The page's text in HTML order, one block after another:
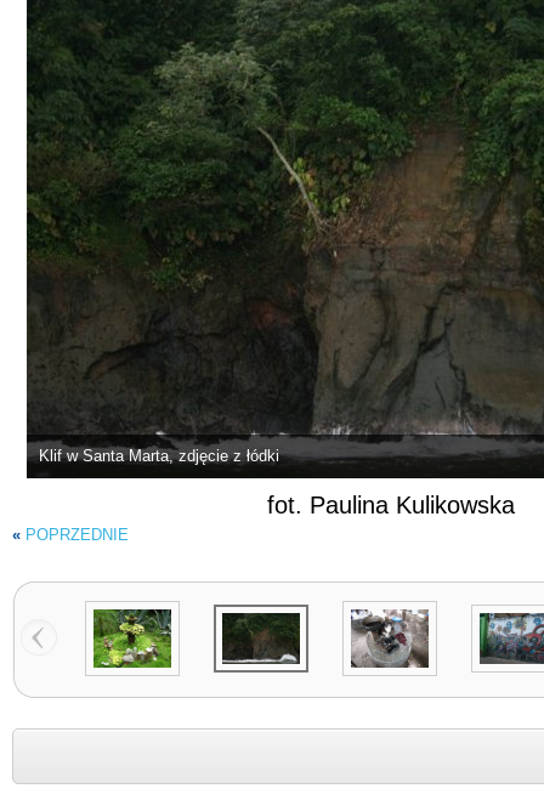
Klif w Santa Marta, zdjęcie z łódki
fot. Paulina Kulikowska
« POPRZEDNIE